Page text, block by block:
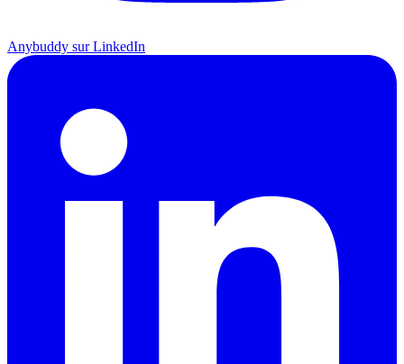
Anybuddy sur LinkedIn